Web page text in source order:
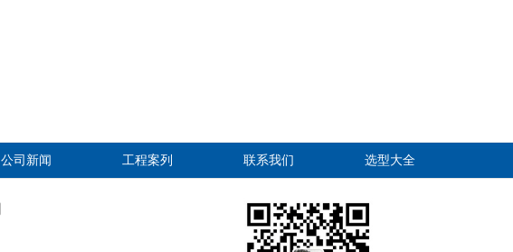
公司新闻 工程案列 联系我们 选型大全